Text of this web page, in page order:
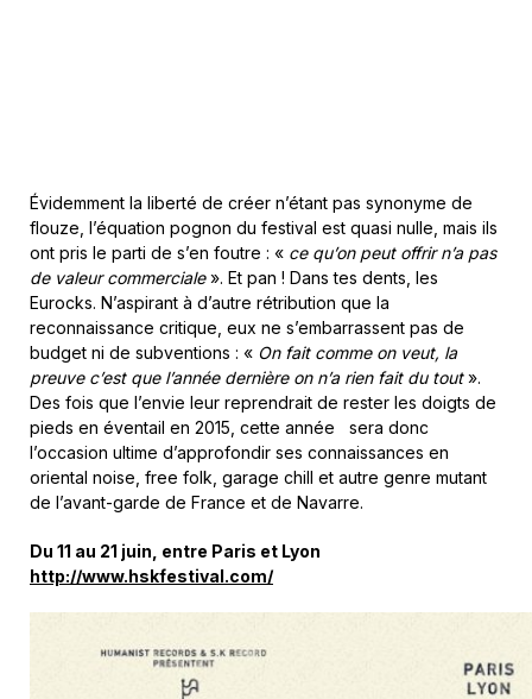
Évidemment la liberté de créer n’étant pas synonyme de
flouze, l’équation pognon du festival est quasi nulle, mais ils
ont pris le parti de s’en foutre : « ce qu’on peut offrir n’a pas
de valeur commerciale». Et pan ! Dans tes dents, les
Eurocks. N’aspirant à d’autre rétribution que la
reconnaissance critique, eux ne s’embarrassent pas de
budget ni de subventions : « On fait comme on veut, la
preuve c’est que l’année dernière on n’a rien fait du tout».
Des fois que l’envie leur reprendrait de rester les doigts de
pieds en éventail en 2015, cette année sera donc
l’occasion ultime d’approfondir ses connaissances en
oriental noise, free folk, garage chill et autre genre mutant
de l’avant-garde de France et de Navarre.
Du 11 au 21 juin, entre Paris et Lyon
http://www.hskfestival.com/